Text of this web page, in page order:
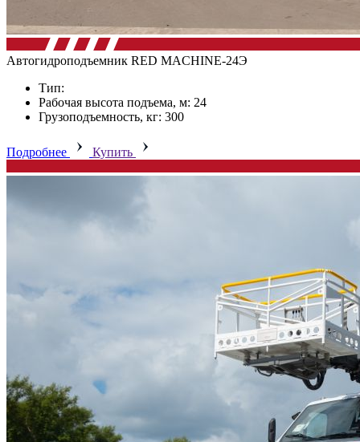
Автогидроподъемник RED MACHINE-24Э
Тип:
Рабочая высота подъема, м: 24
Грузоподъемность, кг: 300
Подробнее Купить